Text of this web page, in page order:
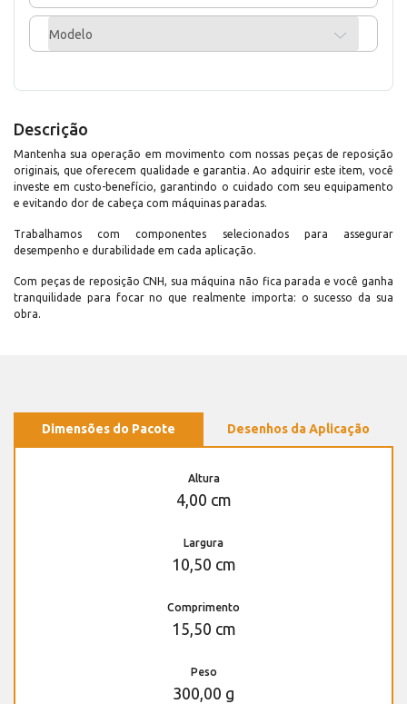
Modelo
Descrição
Mantenha sua operação em movimento com nossas peças de reposição
originais, que oferecem qualidade e garantia. Ao adquirir este item, você
investe em custo-benefício, garantindo o cuidado com seu equipamento
e evitando dor de cabeça com máquinas paradas.
Trabalhamos com componentes selecionados para assegurar
desempenho e durabilidade em cada aplicação.
Com peças de reposição CNH, sua máquina não fica parada e você ganha
tranquilidade para focar no que realmente importa: o sucesso da sua
obra.
Dimensões do Pacote Desenhos da Aplicação
Altura
4,00 cm
Largura
10,50 cm
Comprimento
15,50 cm
Peso
300,00 g